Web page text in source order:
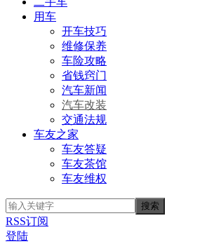
用车
开车技巧
维修保养
车险攻略
省钱窍门
汽车新闻
汽车改装
交通法规
车友之家
车友答疑
车友茶馆
车友维权
RSS订阅
登陆